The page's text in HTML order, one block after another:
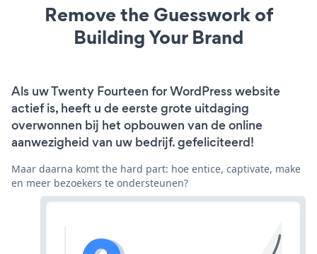
Remove the Guesswork of
Building Your Brand
Als uw Twenty Fourteen for WordPress website
actief is, heeft u de eerste grote uitdaging
overwonnen bij het opbouwen van de online
aanwezigheid van uw bedrijf. gefeliciteerd!
Maar daarna komt the hard part: hoe entice, captivate, make
en meer bezoekers te ondersteunen?